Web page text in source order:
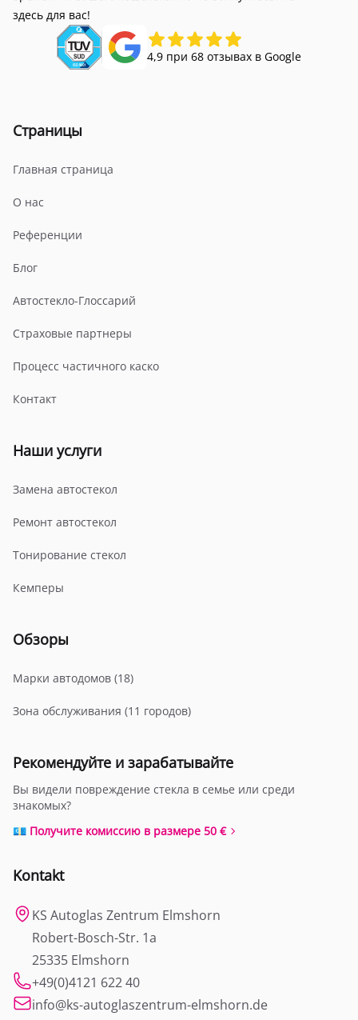
здесь для вас!
4,9 при 68 отзывах в Google
Страницы
Главная страница
О нас
Референции
Блог
Автостекло-Глоссарий
Страховые партнеры
Процесс частичного каско
Контакт
Наши услуги
Замена автостекол
Ремонт автостекол
Тонирование стекол
Кемперы
Обзоры
Марки автодомов (18)
Зона обслуживания (11 городов)
Рекомендуйте и зарабатывайте
Вы видели повреждение стекла в семье или среди
знакомых?
💶 Получите комиссию в размере 50 €
Kontakt
KS Autoglas Zentrum Elmshorn
Robert-Bosch-Str. 1a
25335 Elmshorn
+49(0)4121 622 40
info@ks-autoglaszentrum-elmshorn.de